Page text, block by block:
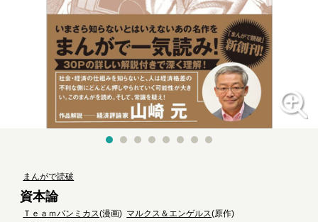
まんがで読破
資本論
Ｔｅａｍバンミカス(漫画) マルクス＆エンゲルス(原作)